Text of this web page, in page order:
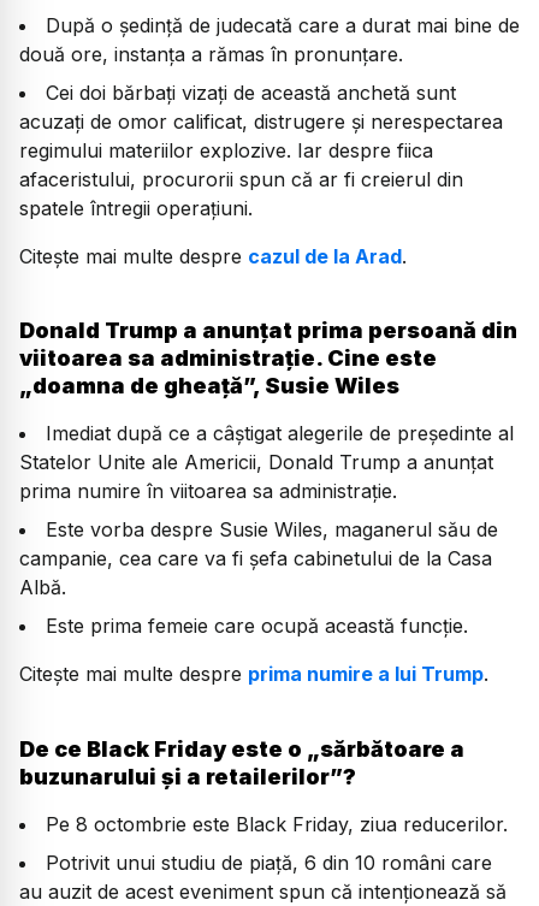
După o ședință de judecată care a durat mai bine de
două ore, instanța a rămas în pronunțare.
Cei doi bărbați vizați de această anchetă sunt
acuzați de omor calificat, distrugere și nerespectarea
regimului materiilor explozive. Iar despre fiica
afaceristului, procurorii spun că ar fi creierul din
spatele întregii operațiuni.
Citește mai multe despre cazul de la Arad.
Donald Trump a anunțat prima persoană din
viitoarea sa administrație. Cine este
„doamna de gheață”, Susie Wiles
Imediat după ce a câștigat alegerile de președinte al
Statelor Unite ale Americii, Donald Trump a anunțat
prima numire în viitoarea sa administrație.
Este vorba despre Susie Wiles, maganerul său de
campanie, cea care va fi șefa cabinetului de la Casa
Albă.
Este prima femeie care ocupă această funcție.
Citește mai multe despre prima numire a lui Trump.
De ce Black Friday este o „sărbătoare a
buzunarului și a retailerilor”?
Pe 8 octombrie este Black Friday, ziua reducerilor.
Potrivit unui studiu de piață, 6 din 10 români care
au auzit de acest eveniment spun că intenționează să